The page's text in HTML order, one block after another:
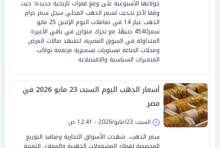
جولاتها الأسبوعية على وقع قفزات تاريخية جديدة؛ حيث
وفقا لآخر تحديث لسعر الذهب المحلى سجل سعر جرام
الذهب عيار 14 في تعاملات اليوم الإثنين 25 مايو
سعر4540 جنيهًا، مع تحرك متوازن في باقي الأعيرة
المتداولة في السوق المصرية، لتشهد صالات العرض
ومحلات الصاغة مستويات تسعيرية مرتفعة تواكب
المتغيرات السياسية والاقتصادية
أسعار الذهب اليوم السبت 23 مايو 2026 في
مصر
السبت 23/مايو/2026 - 12:41 ص
سعر الذهب.. شهدت الأسواق التجارية ومنافذ التوزيع